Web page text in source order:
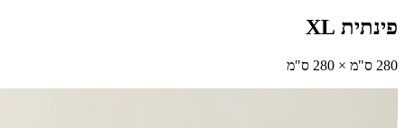
פינתית XL
280 ס"מ × 280 ס"מ